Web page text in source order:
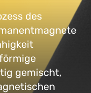
des
gemischt,